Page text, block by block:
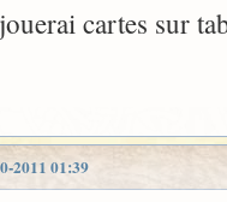
cartes sur
2011 01:39